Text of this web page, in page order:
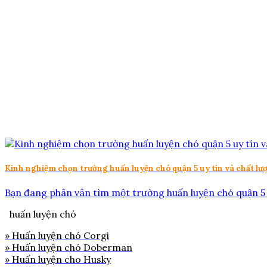
Kinh nghiệm chọn trường huấn luyện chó quận 5 uy tín và chất
Bạn đang phân vân tìm một trường huấn luyện chó quận
huấn luyện chó
» Huấn luyện chó Corgi
» Huấn luyện chó Doberman
» Huấn luyện cho Husky